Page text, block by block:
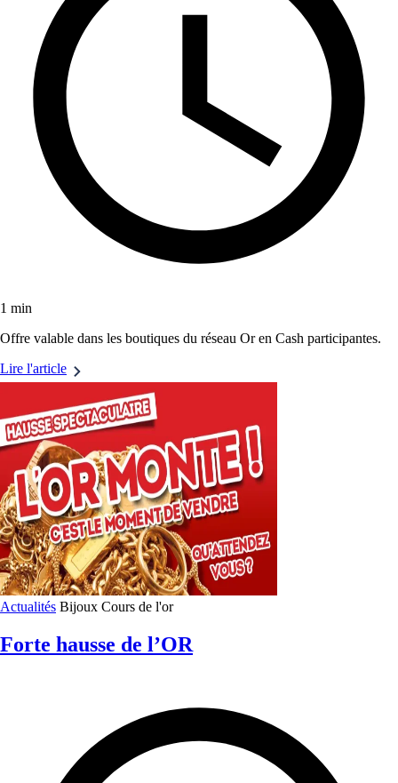
1 min
Offre valable dans les boutiques du réseau Or en Cash participantes.
Lire l'article
Actualités Bijoux Cours de l'or
Forte hausse de l’OR